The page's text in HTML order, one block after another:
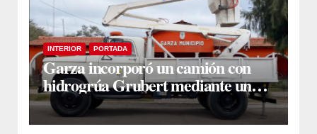
INTERIOR PORTADA
Garza incorporó un camión con
hidrogrúa Grubert mediante una
inversión de $35 millones con
fondos municipales